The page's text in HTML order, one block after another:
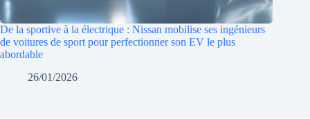
De la sportive à la électrique : Nissan mobilise ses ingénieurs
de voitures de sport pour perfectionner son EV le plus
abordable
26/01/2026